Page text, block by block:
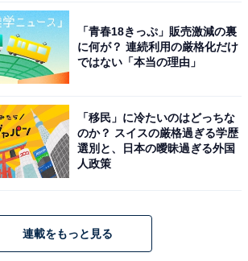
「青春18きっぷ」販売激減の裏
に何が？ 連続利用の厳格化だけ
ではない「本当の理由」
「移民」に冷たいのはどっちな
のか？ スイスの厳格過ぎる学歴
選別と、日本の曖昧過ぎる外国
人政策
連載をもっと見る